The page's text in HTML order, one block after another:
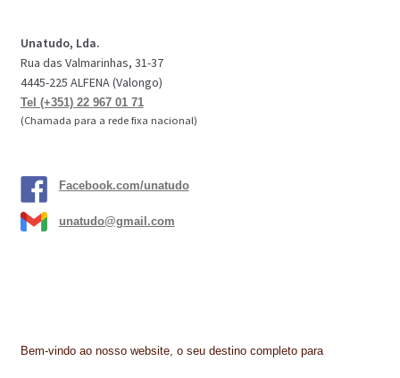
Unatudo, Lda.
Rua das Valmarinhas, 31-37
4445-225 ALFENA (Valongo)
Tel (+351) 22 967 01 71
(Chamada para a rede fixa nacional)
Facebook.com/unatudo
unatudo@gmail.com
Bem-vindo ao nosso website, o seu destino completo para